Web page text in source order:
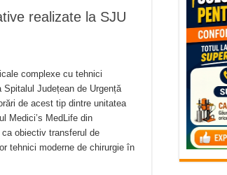
Carașova VIDEO
și Plastomet
– Calea Severinului
realizate la SJU
complexe cu tehnici
Județean de Urgență
de acest tip dintre unitatea
Medici’s MedLife din
obiectiv transferul de
tehnici moderne de chirurgie în